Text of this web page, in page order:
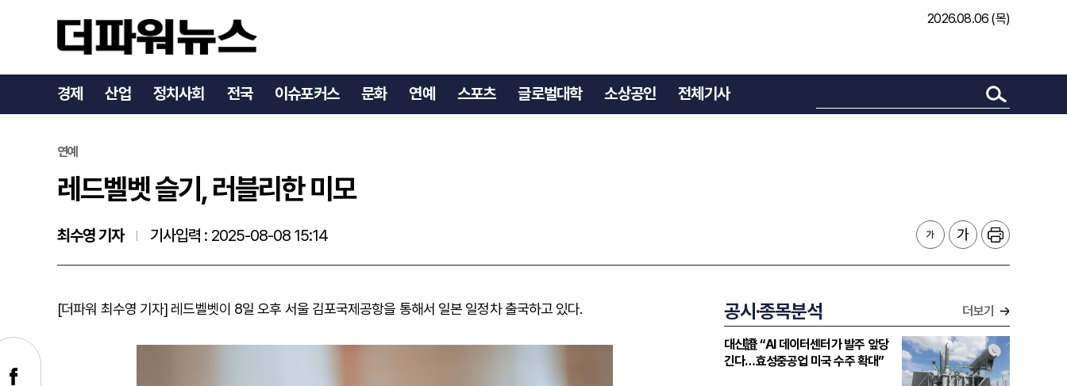
2026.08.06 (목)
경제 산업 정치사회 전국 이슈포커스 문화 연예 스포츠 글로벌대학 소상공인 전체기사
레드벨벳 슬기, 러블리한 미모
연예
레드벨벳 슬기, 러블리한 미모
최수영 기자 기사입력 : 2025-08-08 15:14
[더파워 최수영 기자] 레드벨벳이 8일 오후 서울 김포국제공항을 통해서 일본 일정차 출국하고 있다. 공시·종목분석 더보기
대신證 “AI 데이터센터가 발주 앞당
긴다…효성중공업 미국 수주 확대”